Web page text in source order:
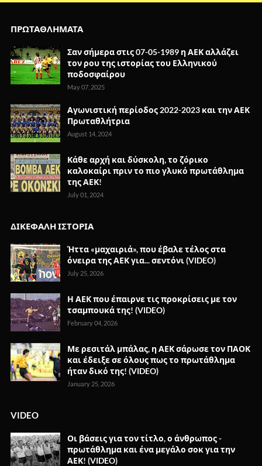
ΠΡΩΤΑΘΛΗΜΑΤΑ
Σαν σήμερα στις 07-05-1989 η ΑΕΚ αλλάζει
τον ρου της ιστορίας του Ελληνικού
ποδοσφαίρου
May 07, 2025
Αγωνιστική περίοδος 2022-2023 και την ΑΕΚ
Πρωταθλήτρια
August 14, 2024
Κάθε αρχή και δύσκολη, το ζόρικο
καλοκαίρι πριν το πιο γλυκό πρωτάθλημα
της ΑΕΚ!
July 01, 2024
ΔΙΚΕΦΑΛΗ ΙΣΤΟΡΙΑ
Ήττα «μαχαιριά», που έβαλε τέλος στα
όνειρα της ΑΕΚ για... σεντόνι (VIDEO)
July 25, 2026
Η ΑΕΚ που έπαιρνε τις προκρίσεις με τον
τσαμπουκά της! (VIDEO)
February 04, 2026
Με ρεσιτάλ μπάλας, η ΑΕΚ σάρωσε τον ΠΑΟΚ
και έδειξε σε όλους πως το πρωτάθλημα
ήταν δικό της! (VIDEO)
January 25, 2026
VIDEO
Οι βάσεις για τον τίτλο, ο άνθρωπος -
πρωτάθλημα και ένα μεγάλο σοκ για την
ΑΕΚ! (VIDEO)